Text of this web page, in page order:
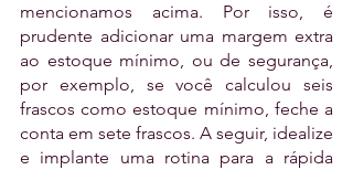
mencionamos acima. Por isso, é
prudente adicionar uma margem extra
ao estoque mínimo, ou de segurança,
por exemplo, se você calculou seis
frascos como estoque mínimo, feche a
conta em sete frascos. A seguir, idealize
e implante uma rotina para a rápida